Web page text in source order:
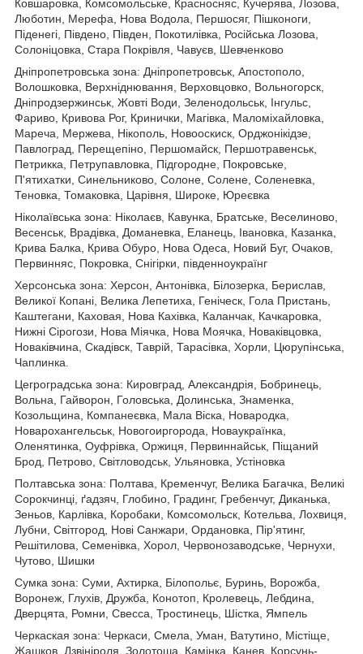
Ковшаровка, Комсомольське, Красносняс, Кучерява, Лозова,
Люботин, Мерефа, Нова Водола, Першосяг, Пішконоги,
Піденегі, Південо, Півден, Покотилівка, Російська Лозова,
Солоніцовка, Стара Покрівля, Чавуєв, Шевченково
Дніпропетровська зона: Дніпропетровськ, Апостополо,
Волошковка, Верхніднювання, Верховцовко, Вольногорск,
Дніпродзержинськ, Жовті Води, Зеленодольськ, Інгульс,
Фариво, Кривова Рог, Кринички, Магівка, Маломіхайловка,
Мареча, Мержева, Нікополь, Новооскиск, Орджонікідзе,
Павлоград, Перещепіно, Першомайск, Першотравенськ,
Петрикка, Петрупавловка, Підгородне, Покровське,
П'ятихатки, Синельниково, Солоне, Солене, Соленевка,
Теновка, Томаковка, Царівня, Широке, Юреєвка
Ніколаївська зона: Ніколаєв, Кавунка, Братське, Веселиново,
Весенськ, Врадівка, Доманевка, Еланець, Івановка, Казанка,
Крива Балка, Крива Обуро, Нова Одеса, Новий Буг, Очаков,
Первинняс, Покровка, Снігірки, південноукраїнг
Херсонська зона: Херсон, Антонівка, Білозерка, Берислав,
Великої Копані, Велика Лепетиха, Геніческ, Гола Пристань,
Каштегани, Каховая, Нова Кахівка, Каланчак, Качкаровка,
Нижні Сірогози, Нова Міячка, Нова Моячка, Новаківцовка,
Новаківчина, Скадівск, Таврій, Тарасівка, Хорли, Цюрупінська,
Чаплинка.
Цегроградська зона: Кировград, Александрія, Бобринець,
Вольна, Гайворон, Головська, Долинська, Знаменка,
Козольщина, Компанеєвка, Мала Віска, Новародка,
Новарохангельськ, Новогоиргорода, Новаукраїнка,
Оленятинка, Оуфрівка, Оржиця, Первиннайськ, Піщаний
Брод, Петрово, Світловодськ, Ульяновка, Устіновка
Полтавська зона: Полтава, Кременчуг, Велика Багачка, Великі
Сорокчинці, ґадзяч, Глобино, Градинг, Гребенчуг, Диканька,
Зеньов, Карлівка, Коробаки, Комсомольск, Котельва, Лохвиця,
Лубни, Світгород, Нові Санжари, Ордановка, Пір'ятинг,
Решітилова, Семенівка, Хорол, Червонозаводське, Чернухи,
Чутово, Шишки
Сумка зона: Суми, Ахтирка, Білопольє, Буринь, Ворожба,
Воронеж, Глухів, Дружба, Конотоп, Кролевець, Лебдина,
Дверцята, Ромни, Свесса, Тростинець, Шістка, Ямпель
Черкаская зона: Черкаси, Смела, Уман, Ватутино, Містіще,
Жашков, Дзвініроля, Золотоша, Камінка, Канев, Корсунь-